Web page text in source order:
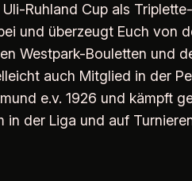
Ruhland Cup als
und überzeugt Euch von
Westpark-Bouletten und
auch Mitglied in der
e.v. 1926 und kämpft
in der Liga und auf